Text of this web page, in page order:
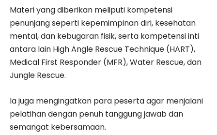
Materi yang diberikan meliputi kompetensi
penunjang seperti kepemimpinan diri, kesehatan
mental, dan kebugaran fisik, serta kompetensi inti
antara lain High Angle Rescue Technique (HART),
Medical First Responder (MFR), Water Rescue, dan
Jungle Rescue.
Ia juga mengingatkan para peserta agar menjalani
pelatihan dengan penuh tanggung jawab dan
semangat kebersamaan.